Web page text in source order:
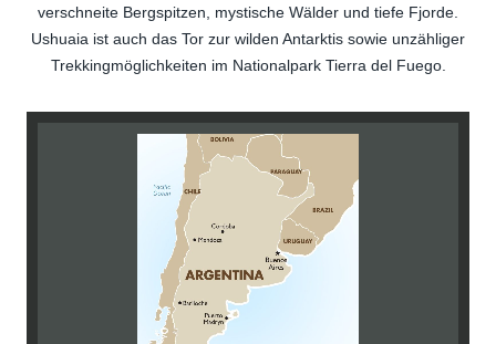
verschneite Bergspitzen, mystische Wälder und tiefe Fjorde.
Ushuaia ist auch das Tor zur wilden Antarktis sowie unzähliger
Trekkingmöglichkeiten im Nationalpark Tierra del Fuego.